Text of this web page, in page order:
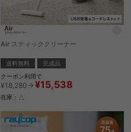
Air スティッククリーナー
送料無料
完成品
クーポン利用で
¥18,280→ ¥15,538
在庫：△